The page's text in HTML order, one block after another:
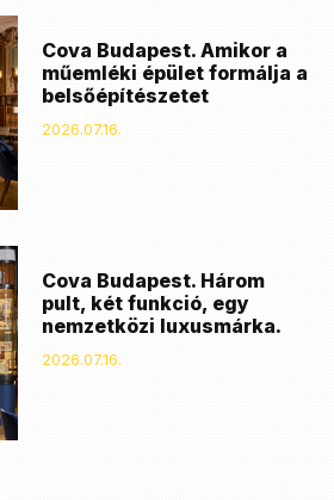
Cova Budapest. Amikor a
műemléki épület formálja a
belsőépítészetet
2026.07.16.
Cova Budapest. Három
pult, két funkció, egy
nemzetközi luxusmárka.
2026.07.16.